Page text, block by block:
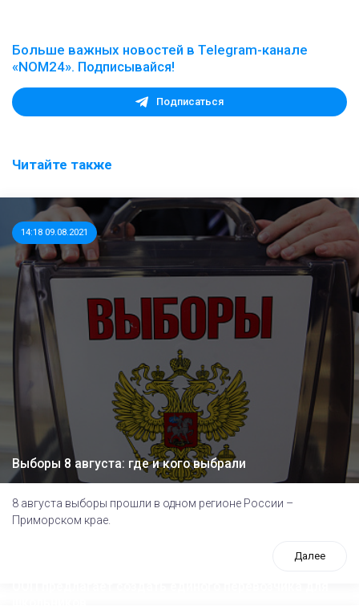
Больше важных новостей в Telegram-канале
«NOM24». Подписывайся!
Подписаться
Читайте также
14:18 09.08.2021
Выборы 8 августа: где и кого выбрали
8 августа выборы прошли в одном регионе России –
Приморском крае.
Далее